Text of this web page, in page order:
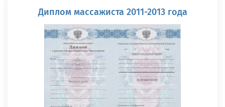
Диплом массажиста 2011-2013 года